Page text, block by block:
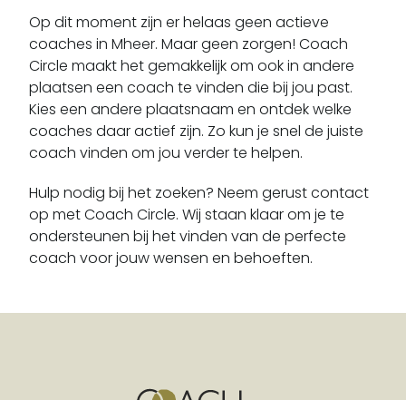
Castenray
Doenrade
Echt
Echt-susteren
Eckelrade
Egchel
Eijsden
Einighausen
Elkenrade
Ell
Epen
Op dit moment zijn er helaas geen actieve
coaches in Mheer. Maar geen zorgen! Coach
Circle maakt het gemakkelijk om ook in andere
plaatsen een coach te vinden die bij jou past.
Kies een andere plaatsnaam en ontdek welke
coaches daar actief zijn. Zo kun je snel de juiste
coach vinden om jou verder te helpen.
Hulp nodig bij het zoeken? Neem gerust contact
op met Coach Circle. Wij staan klaar om je te
ondersteunen bij het vinden van de perfecte
coach voor jouw wensen en behoeften.